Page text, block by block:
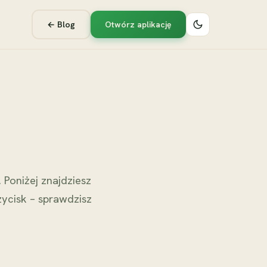
← Blog Otwórz aplikację
znajdziesz
– sprawdzisz